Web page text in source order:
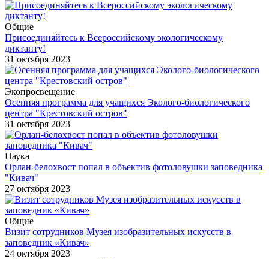
Общие
Присоединяйтесь к Всероссийскому экологическому
диктанту!
31 октября 2023
Экопросвещение
Осенняя программа для учащихся Эколого-биологического
центра "Крестовский остров"
31 октября 2023
Наука
Орлан-белохвост попал в объектив фотоловушки заповедника
"Кивач"
27 октября 2023
Общие
Визит сотрудников Музея изобразительных искусств в
заповедник «Кивач»
24 октября 2023